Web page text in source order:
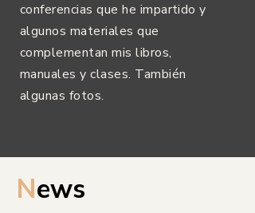
conferencias que he impartido y
algunos materiales que
complementan mis libros,
manuales y clases. También
algunas fotos.
News